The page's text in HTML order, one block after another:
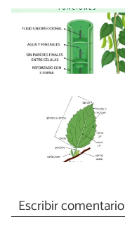
Escribir comentario